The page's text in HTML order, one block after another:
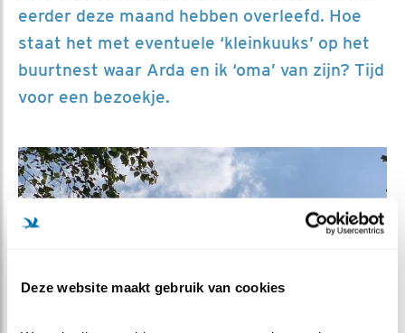
Deze website maakt gebruik van cookies
eerder deze maand hebben overleefd. Hoe
staat het met eventuele ‘kleinkuuks’ op het
buurtnest waar Arda en ik ‘oma’ van zijn? Tijd
voor een bezoekje.